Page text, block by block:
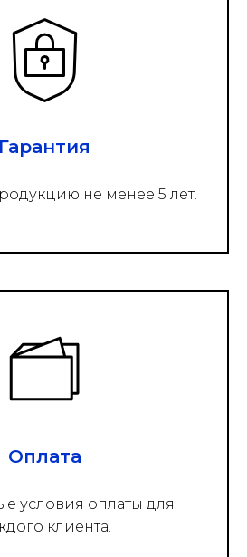
Гарантия
не менее 5 лет.
Оплата
условия оплаты для
клиента.